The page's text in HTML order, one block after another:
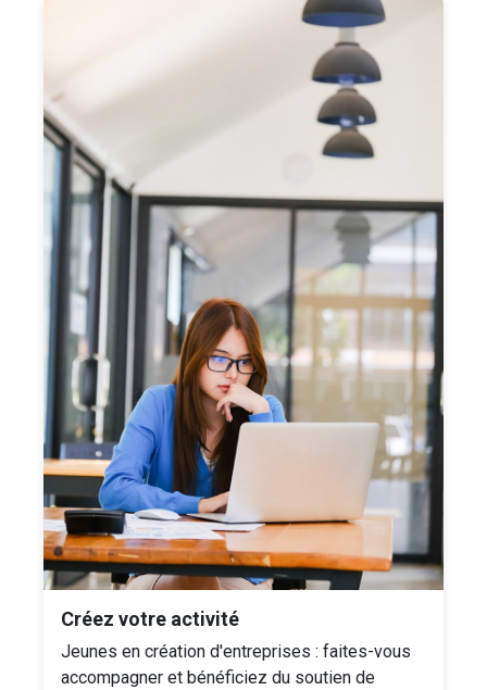
Créez votre activité
Jeunes en création d'entreprises : faites-vous
accompagner et bénéficiez du soutien de